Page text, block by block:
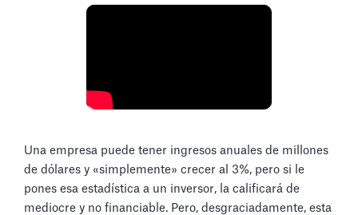
Una empresa puede tener ingresos anuales de millones
de dólares y «simplemente» crecer al 3%, pero si le
pones esa estadística a un inversor, la calificará de
mediocre y no financiable. Pero, desgraciadamente, esta